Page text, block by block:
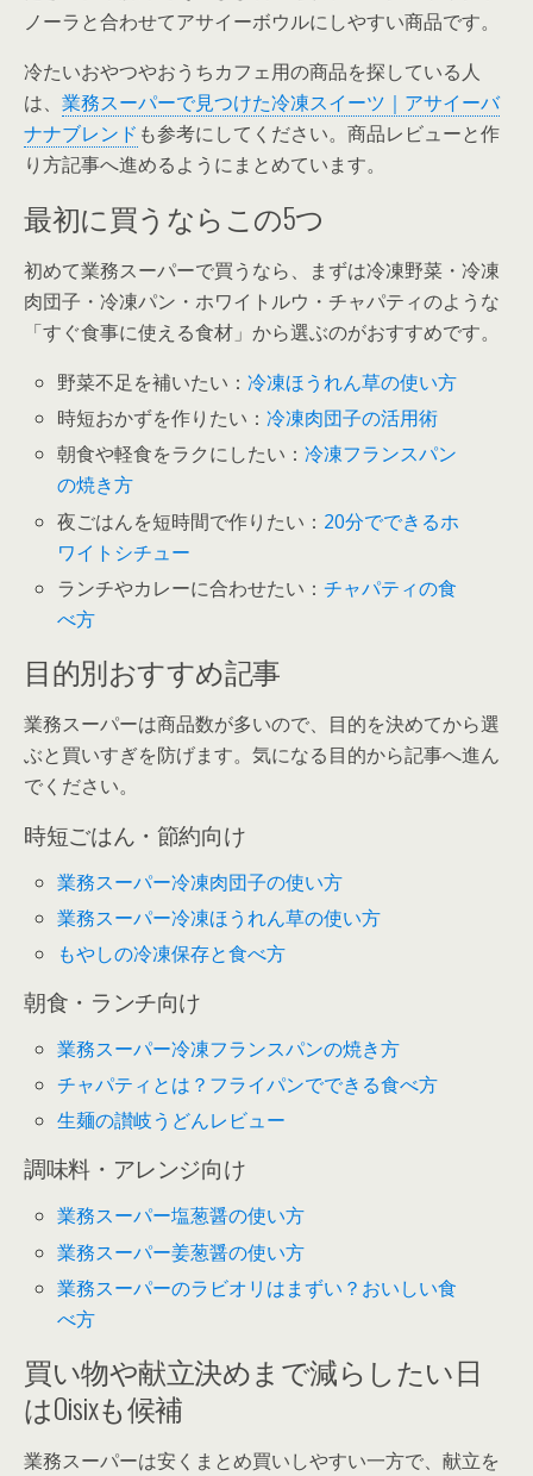
ノーラと合わせてアサイーボウルにしやすい商品です。
冷たいおやつやおうちカフェ用の商品を探している人
は、 業務スーパーで見つけた冷凍スイーツ｜アサイーバ
ナナブレンド も参考にしてください。商品レビューと作
り方記事へ進めるようにまとめています。
最初に買うならこの5つ
初めて業務スーパーで買うなら、まずは冷凍野菜・冷凍
肉団子・冷凍パン・ホワイトルウ・チャパティのような
「すぐ食事に使える食材」から選ぶのがおすすめです。
野菜不足を補いたい：冷凍ほうれん草の使い方
時短おかずを作りたい：冷凍肉団子の活用術
朝食や軽食をラクにしたい：冷凍フランスパン
の焼き方
夜ごはんを短時間で作りたい： 20分でできるホ
ワイトシチュー
ランチやカレーに合わせたい：チャパティの食
べ方
目的別おすすめ記事
業務スーパーは商品数が多いので、目的を決めてから選
ぶと買いすぎを防げます。気になる目的から記事へ進ん
でください。
時短ごはん・節約向け
業務スーパー冷凍肉団子の使い方
業務スーパー冷凍ほうれん草の使い方
もやしの冷凍保存と食べ方
朝食・ランチ向け
業務スーパー冷凍フランスパンの焼き方
チャパティとは？フライパンでできる食べ方
生麺の讃岐うどんレビュー
調味料・アレンジ向け
業務スーパー塩葱醤の使い方
業務スーパー姜葱醤の使い方
業務スーパーのラビオリはまずい？おいしい食
べ方
買い物や献立決めまで減らしたい日
はOisixも候補
業務スーパーは安くまとめ買いしやすい一方で、献立を